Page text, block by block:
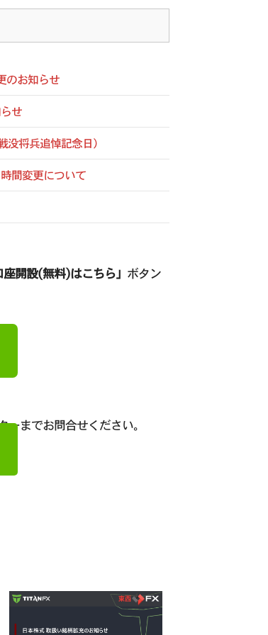
のお知らせ
せ
将兵追悼記念日）
間変更について
座開設(無料)はこちら」 ボタン
までお問合せください。